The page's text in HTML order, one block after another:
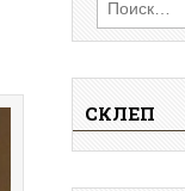
СКЛЕП